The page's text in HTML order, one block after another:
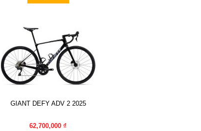
GIANT DEFY ADV 2 2025
62,700,000 ₫